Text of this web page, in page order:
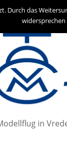
in
Durch das